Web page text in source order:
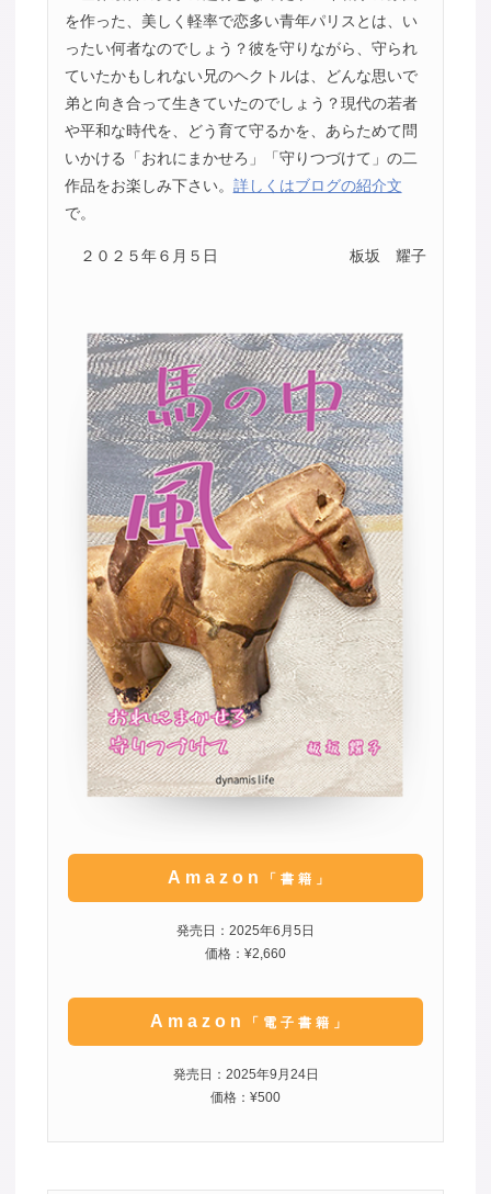
を作った、美しく軽率で恋多い青年パリスとは、い
ったい何者なのでしょう？彼を守りながら、守られ
ていたかもしれない兄のヘクトルは、どんな思いで
弟と向き合って生きていたのでしょう？現代の若者
や平和な時代を、どう育て守るかを、あらためて問
いかける「おれにまかせろ」「守りつづけて」の二
作品をお楽しみ下さい。 詳しくはブログの紹介文
で。
２０２５年６月５日 板坂 耀子
Amazon 「書籍」
発売日：2025年6月5日
価格：¥2,660
Amazon 「電子書籍」
発売日：2025年9月24日
価格：¥500